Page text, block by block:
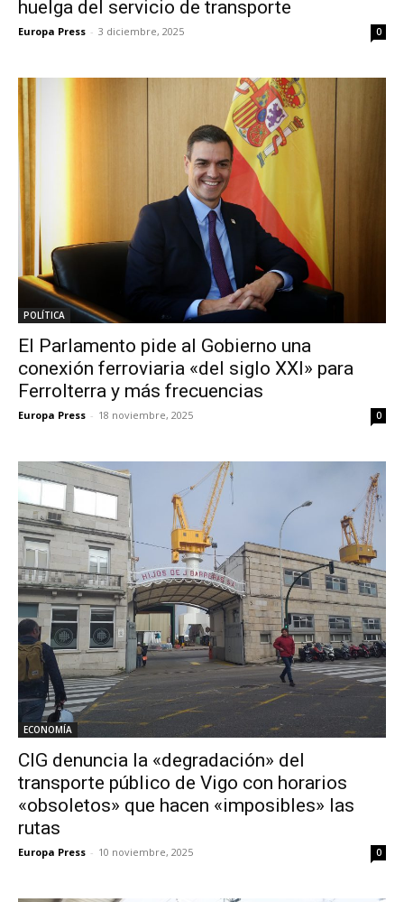
huelga del servicio de transporte
Europa Press - 3 diciembre, 2025 0
POLÍTICA
El Parlamento pide al Gobierno una
conexión ferroviaria «del siglo XXI» para
Ferrolterra y más frecuencias
Europa Press - 18 noviembre, 2025 0
ECONOMÍA
CIG denuncia la «degradación» del
transporte público de Vigo con horarios
«obsoletos» que hacen «imposibles» las
rutas
Europa Press - 10 noviembre, 2025 0